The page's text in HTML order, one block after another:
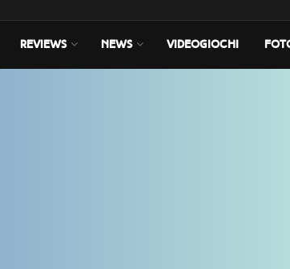
REVIEWS NEWS VIDEOGIOCHI